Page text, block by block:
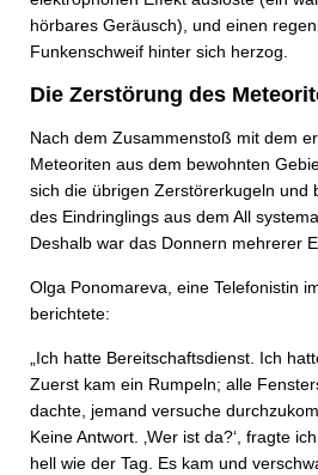
hörbares Geräusch), und einen
Funkenschweif hinter sich herzog.
Die Zerstörung des
Nach dem Zusammenstoß mit dem
Meteoriten aus dem bewohnten
sich die übrigen Zerstörerkugeln und
des Eindringlings aus dem All
Deshalb war das Donnern mehrerer
Olga Ponomareva, eine Telefonistin
berichtete:
„Ich hatte Bereitschaftsdienst. Ich
Zuerst kam ein Rumpeln; alle
dachte, jemand versuche
Keine Antwort. ‚Wer ist da?‘, fragte
hell wie der Tag. Es kam und